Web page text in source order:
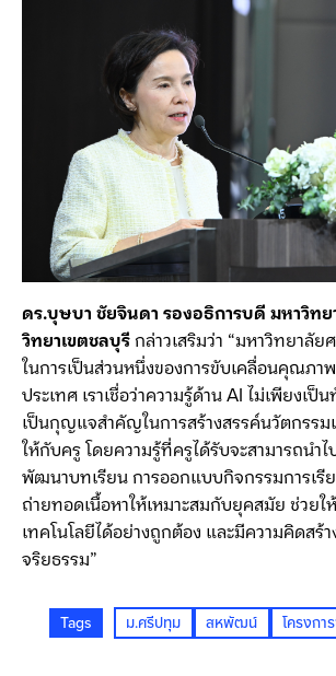
ดร.บุษบา ชัยจินดา รองอธิการบดี มหาวิท
วิทยาเขตชลบุรีกล่าวเสริมว่า “มหาวิทยาลั
ในการเป็นส่วนหนึ่งของการขับเคลื่อนคุณภา
ประเทศ เราเชื่อว่าความรู้ด้าน AI ไม่เพียงเ
เป็นกุญแจสำคัญในการสร้างสรรค์นวัตกรรม
ให้กับครู โดยความรู้ที่ครูได้รับจะสามารถนำ
พัฒนาบทเรียน การออกแบบกิจกรรมการเรี
ถ่ายทอดเนื้อหาให้เหมาะสมกับยุคสมัย ช่วยให้
เทคโนโลยีได้อย่างถูกต้อง และมีความคิดสร้
จริยธรรม”
Tags ม.ศรีปทุม สหพัฒน์ โครงกา